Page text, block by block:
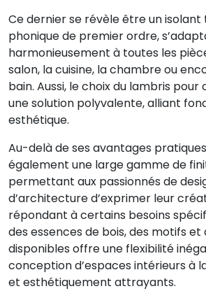
Ce dernier se révèle être un
phonique de premier ordre,
harmonieusement à toutes les
salon, la cuisine, la chambre ou
bain. Aussi, le choix du lambris
une solution polyvalente, alliant
esthétique.
Au-delà de ses avantages
également une large gamme de
permettant aux passionnés de
d’architecture d’exprimer leur
répondant à certains besoins
des essences de bois, des motifs et
disponibles offre une flexibilité
conception d’espaces intérieurs à
et esthétiquement attrayants.